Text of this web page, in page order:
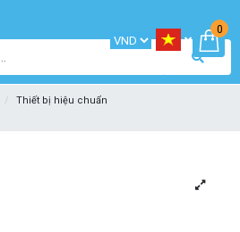
0
Thiết bị hiệu chuẩn